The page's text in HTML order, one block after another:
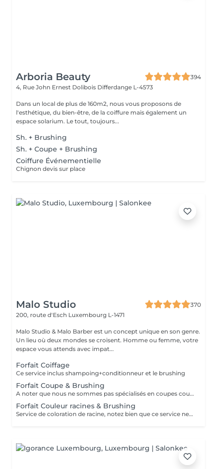
Arboria Beauty
394
4, Rue John Ernest Dolibois Differdange L-4573
Dans un local de plus de 160m2, nous vous proposons de
l'esthétique, du bien-être, de la coiffure mais également un
espace solarium. Le tout, toujours...
Sh. + Brushing
Sh. + Coupe + Brushing
Coiffure Événementielle
Chignon devis sur place
Malo Studio
370
200, route d'Esch Luxembourg L-1471
Malo Studio & Malo Barber est un concept unique en son genre.
Un lieu où deux mondes se croisent. Homme ou femme, votre
espace vous attends avec impat...
Forfait Coiffage
Ce service inclus shampoing+conditionneur et le brushing
Forfait Coupe & Brushing
A noter que nous ne sommes pas spécialisés en coupes courtes.
Forfait Couleur racines & Brushing
Service de coloration de racine, notez bien que ce service ne permet pas d‘effectuer d’importants éclaircissements tel qu‘un balayage ou des mèches.